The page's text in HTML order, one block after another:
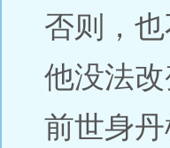
否则，
他没法
前世身